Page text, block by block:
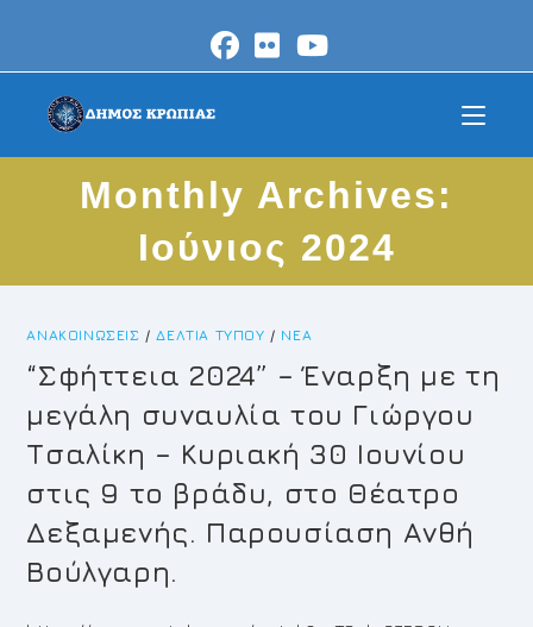
content
Monthly Archives:
Ιούνιος 2024
ΑΝΑΚΟΙΝΏΣΕΙΣ /ΔΕΛΤΊΑ ΤΎΠΟΥ / ΝΈΑ
“Σφήττεια 2024” – Έναρξη με τη
μεγάλη συναυλία του Γιώργου
Τσαλίκη – Κυριακή 30 Ιουνίου
στις 9 το βράδυ, στο Θέατρο
Δεξαμενής. Παρουσίαση Ανθή
Βούλγαρη.